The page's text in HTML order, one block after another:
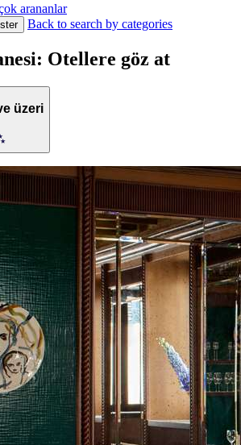
arananlar
Back to search by categories
Otellere göz at
üzeri